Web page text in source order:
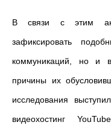
В связи с этим
зафиксировать
коммуникаций, но и
причины их
исследования
видеохостинг